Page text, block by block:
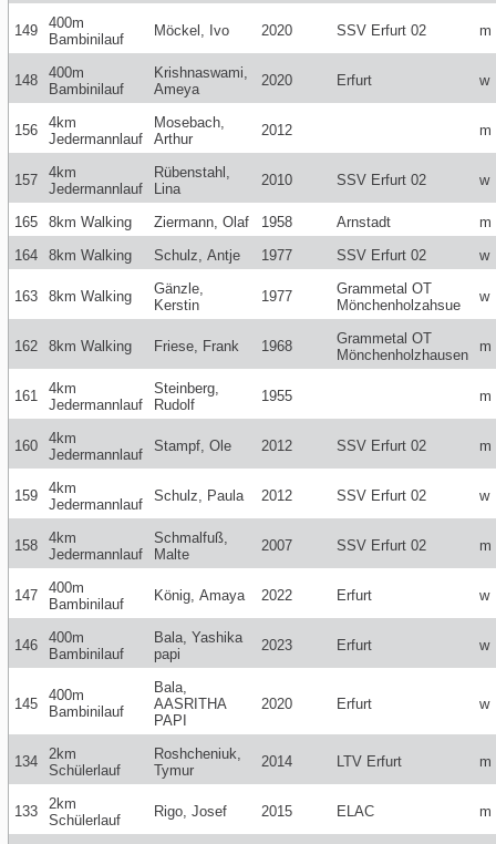
149
400m
Bambinilauf
Möckel, Ivo 2020 SSV Erfurt 02 m
148
400m
Bambinilauf
Krishnaswami,
Ameya
2020 Erfurt w
156
4km
Jedermannlauf
Mosebach,
Arthur
2012 m
157
4km
Jedermannlauf
Rübenstahl,
Lina
2010 SSV Erfurt 02 w
165 8km Walking Ziermann, Olaf 1958 Arnstadt
m
164
8km Walking Schulz, Antje 1977 SSV Erfurt 02 w
163 8km Walking
Gänzle,
Kerstin
1977
Grammetal OT
Mönchenholzahsue
w
162 8km Walking Friese, Frank 1968
Grammetal OT
Mönchenholzhausen
m
161
4km
Jedermannlauf
Steinberg,
Rudolf
1955 m
160
4km
Jedermannlauf
Stampf, Ole 2012 SSV Erfurt 02 m
159
4km
Jedermannlauf
Schulz, Paula 2012 SSV Erfurt 02 w
158
4km
Jedermannlauf
Schmalfuß,
Malte
2007 SSV Erfurt 02 m
147
400m
Bambinilauf
König, Amaya 2022 Erfurt w
146
400m
Bambinilauf
Bala, Yashika
papi
2023 Erfurt w
145
400m
Bambinilauf
Bala,
AASRITHA
PAPI
2020 Erfurt w
134
2km
Schülerlauf
Roshcheniuk,
Tymur
2014 LTV Erfurt m
133
2km
Schülerlauf
Rigo, Josef 2015 ELAC m